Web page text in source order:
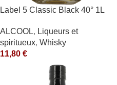
Label 5 Classic Black 40° 1L
ALCOOL, Liqueurs et
spiritueux, Whisky
11,80 €